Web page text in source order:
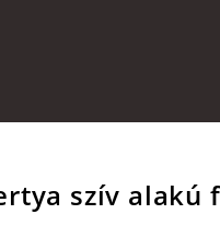
szív alakú